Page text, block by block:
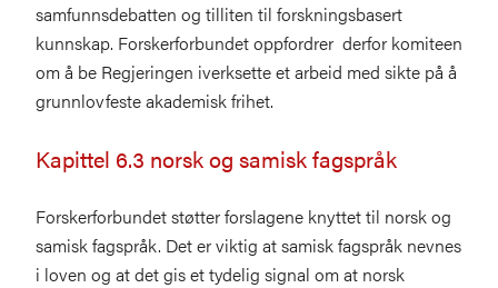
samfunnsdebatten og tilliten til forskningsbasert
kunnskap. Forskerforbundet oppfordrer derfor komiteen
om å be Regjeringen iverksette et arbeid med sikte på å
grunnlovfeste akademisk frihet.
Kapittel 6.3 norsk og samisk fagspråk
Forskerforbundet støtter forslagene knyttet til norsk og
samisk fagspråk. Det er viktig at samisk fagspråk nevnes
i loven og at det gis et tydelig signal om at norsk